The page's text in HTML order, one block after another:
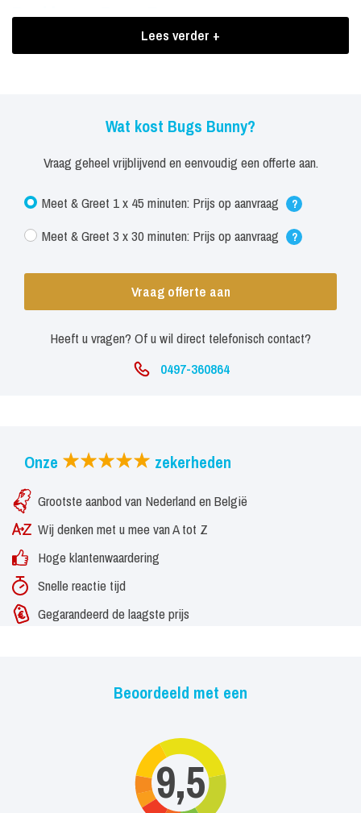
Boekingen Bugs Bunny
Ben je op zoek naar een vrolijke, ondeugende noot tijdens een
Lees verder +
Wat kost Bugs Bunny?
Vraag geheel vrijblijvend en eenvoudig een offerte aan.
Meet & Greet 1 x 45 minuten: Prijs op aanvraag ?
Meet & Greet 3 x 30 minuten: Prijs op aanvraag ?
Vraag offerte aan
Heeft u vragen? Of u wil direct telefonisch contact?
0497-360864
Onze zekerheden
Grootste aanbod van Nederland en België
Wij denken met u mee van A tot Z
Hoge klantenwaardering
Snelle reactie tijd
Gegarandeerd de laagste prijs
Beoordeeld met een
9,5